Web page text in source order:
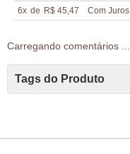
6x de R$ 45,47 Com Juros
Carregando comentários ...
Tags do Produto